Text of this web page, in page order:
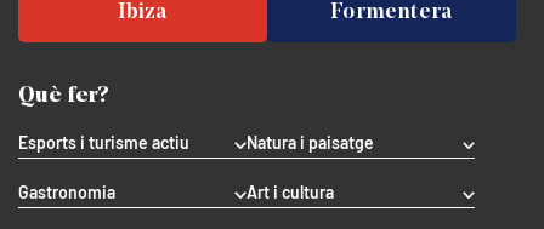
Ibiza Formentera
Què fer?
Esports i turisme actiu Natura i paisatge
Gastronomia Art i cultura